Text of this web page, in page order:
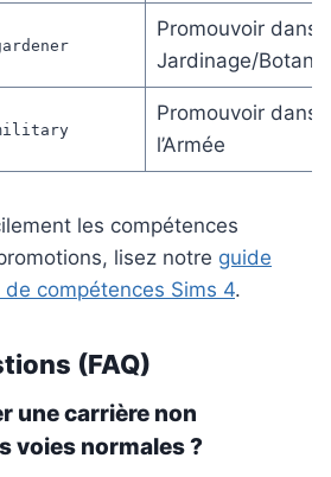
Promouvoir dans
Jardinage/
Promouvoir dans
l’Armée
les compétences
lisez notre guide
compétences Sims 4.
(FAQ)
une carrière non
voies normales ?